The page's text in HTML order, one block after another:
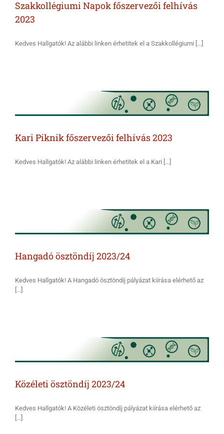
Szakkollégiumi Napok főszervezői felhívás
2023
Kedves Hallgatók! Az alábbi linken érhetitek el a Szakkollégiumi [...]
Kari Piknik főszervezői felhívás 2023
Kedves Hallgatók! Az alábbi linken érhetitek el a Kari [...]
Hangadó ösztöndíj 2023/24
Kedves Hallgatók! A Hangadó ösztöndíj pályázat kiírása elérhető az
[...]
Közéleti ösztöndíj 2023/24
Kedves Hallgatók! A Közéleti ösztöndíj pályázat kiírása elérhető az
[...]